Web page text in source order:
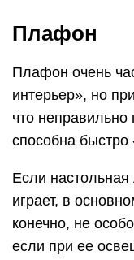
Плафон
Плафон очень
интерьер», но
что
способна быстро
Если
играет, в
конечно, не
если при ее